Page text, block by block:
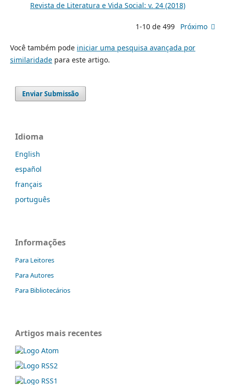
Revista de Literatura e Vida Social: v. 24 (2018)
1-10 de 499 Próximo
Você também pode iniciar uma pesquisa avançada por
similaridadepara este artigo.
Enviar Submissão
Idioma
English
español
français
português
Informações
Para Leitores
Para Autores
Para Bibliotecários
Artigos mais recentes